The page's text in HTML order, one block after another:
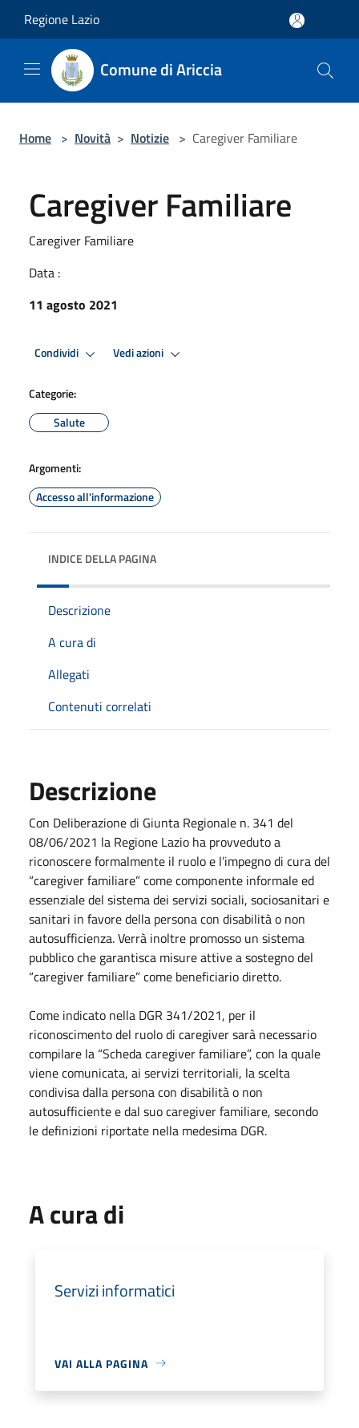
Regione Lazio
Comune di Ariccia
Home > Novità > Notizie > Caregiver Familiare
Caregiver Familiare
Caregiver Familiare
Data :
11 agosto 2021
Condividi Vedi azioni
Categorie:
Salute
Argomenti:
Accesso all'informazione
INDICE DELLA PAGINA
Descrizione
A cura di
Allegati
Contenuti correlati
Descrizione
Con Deliberazione di Giunta Regionale n. 341 del
08/06/2021 la Regione Lazio ha provveduto a
riconoscere formalmente il ruolo e l’impegno di cura del
“caregiver familiare” come componente informale ed
essenziale del sistema dei servizi sociali, sociosanitari e
sanitari in favore della persona con disabilità o non
autosufficienza. Verrà inoltre promosso un sistema
pubblico che garantisca misure attive a sostegno del
“caregiver familiare” come beneficiario diretto.
Come indicato nella DGR 341/2021, per il
riconoscimento del ruolo di caregiver sarà necessario
compilare la “Scheda caregiver familiare”, con la quale
viene comunicata, ai servizi territoriali, la scelta
condivisa dalla persona con disabilità o non
autosufficiente e dal suo caregiver familiare, secondo
le definizioni riportate nella medesima DGR.
A cura di
Servizi informatici
VAI ALLA PAGINA